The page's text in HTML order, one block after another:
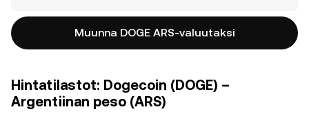
Muunna DOGE ARS-valuutaksi
Hintatilastot: Dogecoin (DOGE) –
Argentiinan peso (ARS)